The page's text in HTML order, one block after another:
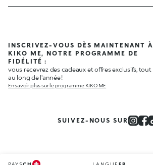
INSCRIVEZ-VOUS DÈS MAINTENANT À
KIKO ME, NOTRE PROGRAMME DE
FIDÉLITÉ :
vous recevrez des cadeaux et offres exclusifs, tout
au long de l'année !
En savoir plus sur le programme KIKO ME
SUIVEZ-NOUS SUR